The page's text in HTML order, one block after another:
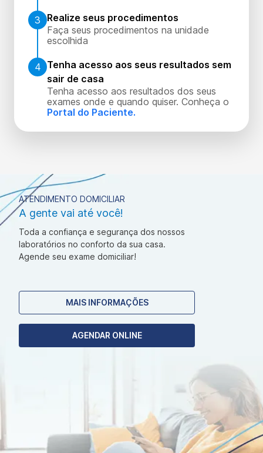
3
Realize seus procedimentos
Faça seus procedimentos na unidade
escolhida
4 Tenha acesso aos seus resultados sem
sair de casa
Tenha acesso aos resultados dos seus
exames onde e quando quiser. Conheça o
Portal do Paciente.
ATENDIMENTO DOMICILIAR
A gente vai até você!
Toda a confiança e segurança dos nossos
laboratórios no conforto da sua casa.
Agende seu exame domiciliar!
MAIS INFORMAÇÕES
AGENDAR ONLINE